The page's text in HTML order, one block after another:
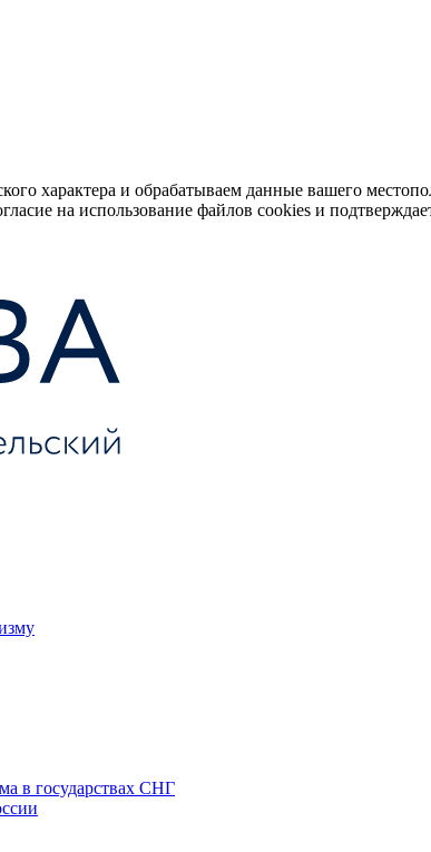
характера и обрабатываем данные вашего
на использование файлов cookies и
в государствах СНГ